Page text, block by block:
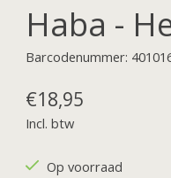
Haba -
Barcodenummer:
€18,95
Incl. btw
Op voorraad